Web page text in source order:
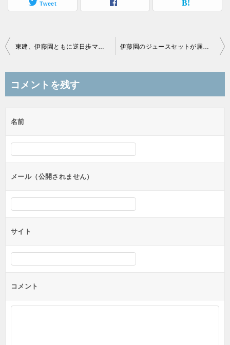
Tweet
投
ビ
ー
シ
ン
東建、伊藤園ともに逆日歩マックスでしたね。 伊藤園のジュースセットが届きました。
コメントを残す
名前
メール（公開されません）
サイト
コメント